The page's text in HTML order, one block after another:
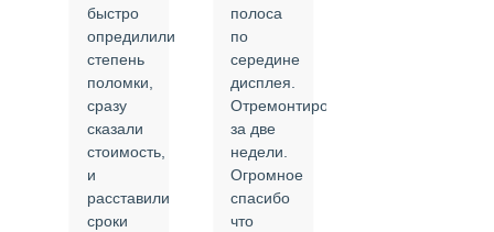
быстро
опредилили
степень
поломки,
сразу
сказали
стоимость,
и
расставили
сроки
полоса
по
середине
дисплея.
Отремонтировали
за две
недели.
Огромное
спасибо
что